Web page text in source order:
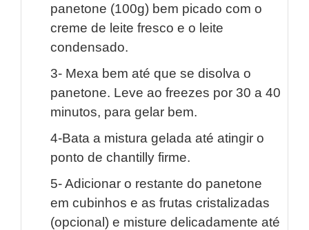
panetone (100g) bem picado com o
creme de leite fresco e o leite
condensado.
3- Mexa bem até que se disolva o
panetone. Leve ao freezes por 30 a 40
minutos, para gelar bem.
4-Bata a mistura gelada até atingir o
ponto de chantilly firme.
5- Adicionar o restante do panetone
em cubinhos e as frutas cristalizadas
(opcional) e misture delicadamente até